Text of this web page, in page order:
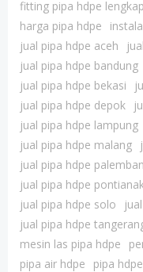
fitting pipa hdpe lengkap
harga pipa hdpe
jual pipa hdpe aceh
jual pipa hdpe bandung
jual pipa hdpe bekasi
jual pipa hdpe depok
jual pipa hdpe lampung
jual pipa hdpe malang
jual pipa hdpe
jual pipa hdpe
jual pipa hdpe solo
jual pipa hdpe
mesin las pipa hdpe
pipa air hdpe
pipa hdpe